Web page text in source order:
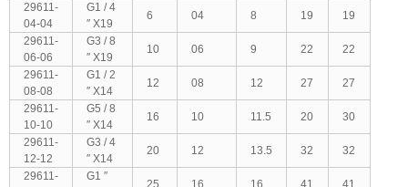
29611-
04-04
G1 / 4
″ X19
6 04 8 19
19
29611-
06-06
G3 / 8
″ X19
10 06 9 22
22
29611-
08-08
G1 / 2
″ X14
12 08 12 27
27
29611-
10-10
G5 / 8
″ X14
16 10 11.5 20
30
29611-
12-12
G3 / 4
″ X14
20 12 13.5 32
32
29611-
G1 ″